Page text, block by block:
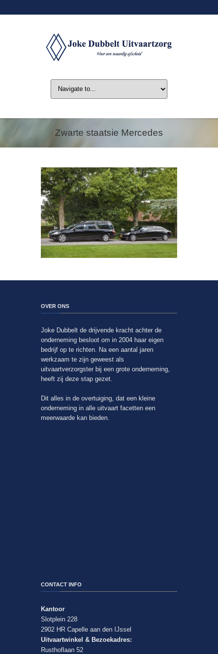
Zwarte staatsie Mercedes
OVER ONS
Joke Dubbelt de drijvende kracht achter de
onderneming besloot om in 2004 haar eigen
bedrijf op te richten. Na een aantal jaren
werkzaam te zijn geweest als
uitvaartverzorgster bij een grote onderneming,
heeft zij deze stap gezet.
Dit alles in de overtuiging, dat een kleine
onderneming in alle uitvaart facetten een
meerwaarde kan bieden.
CONTACT INFO
Kantoor
Slotplein 228
2902 HR Capelle aan den IJssel
Uitvaartwinkel & Bezoekadres:
Rusthoflaan 52